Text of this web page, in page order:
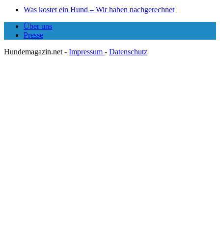
Was kostet ein Hund – Wir haben nachgerechnet
Über uns
Presse
Hundemagazin.net - Impressum - Datenschutz